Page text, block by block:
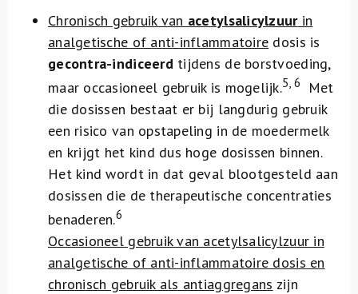
Chronisch gebruik van acetylsalicylzuurin
analgetische of anti-inflammatoire dosis is
gecontra-indiceerdtijdens de borstvoeding,
maar occasioneel gebruik is mogelijk.5, 6
Met
die dosissen bestaat er bij langdurig gebruik
een risico van opstapeling in de moedermelk
en krijgt het kind dus hoge dosissen binnen.
Het kind wordt in dat geval blootgesteld aan
dosissen die de therapeutische concentraties
benaderen.6
Occasioneel gebruik van acetylsalicylzuur in
analgetische of anti-inflammatoire dosis en
chronisch gebruik als antiaggregans zijn